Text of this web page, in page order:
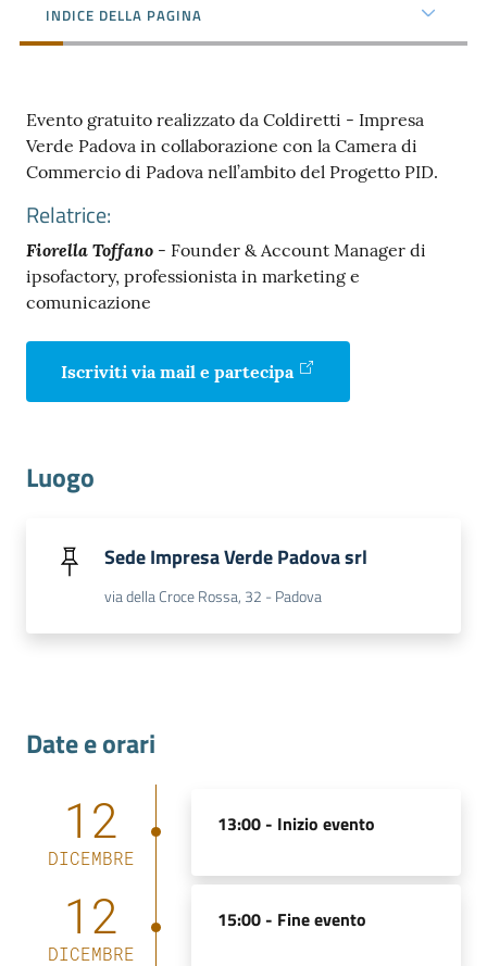
Camera
zione
on line
Contatti
Newsle
INDICE DELLA PAGINA
Evento gratuito realizzato da Coldiretti - Impresa
Verde Padova in collaborazione con la Camera di
Commercio di Padova nell’ambito del Progetto PID.
Relatrice:
Fiorella Toffano - Founder & Account Manager di
ipsofactory, professionista in marketing e
comunicazione
Iscriviti via mail e partecipa
Luogo
Sede Impresa Verde Padova srl
via della Croce Rossa, 32 - Padova
Date e orari
12
DICEMBRE
13:00 - Inizio evento
12
DICEMBRE
15:00 - Fine evento